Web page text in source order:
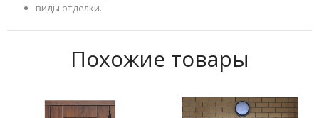
виды отделки.
Похожие товары